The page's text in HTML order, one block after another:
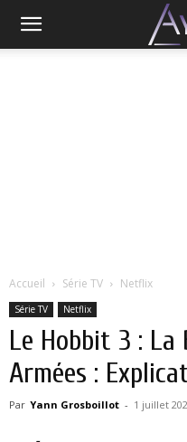
Accueil Série TV Netflix
Série TV Netflix
Le Hobbit 3 : La
Armées :
Par Yann Grosboillot - 1 juillet